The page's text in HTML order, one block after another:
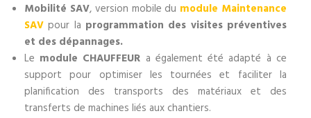
Mobilité SAV, version mobile du module Maintenance
SAV pour la programmation des visites préventives
et des dépannages.
Le module CHAUFFEUR a également été adapté à ce
support pour optimiser les tournées et faciliter la
planification des transports des matériaux et des
transferts de machines liés aux chantiers.